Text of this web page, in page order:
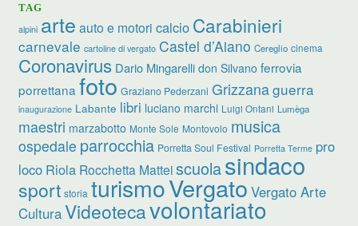
TAG
alpini arte auto e motori calcio Carabinieri
carnevale cartoline di vergato Castel d’Aiano Cereglio cinema
Coronavirus Dario Mingarelli don Silvano ferrovia
porrettana foto Graziano Pederzani Grizzanaguerra
inaugurazione Labante libri luciano marchi Luigi Ontani Lumèga
maestri marzabotto Monte Sole Montovolo musica
ospedale parrocchia Porretta Soul Festival Porretta Terme pro
loco Riola Rocchetta Matteiscuolasindaco
sport storia turismoVergato Vergato Arte
CulturaVideotecavolontariato